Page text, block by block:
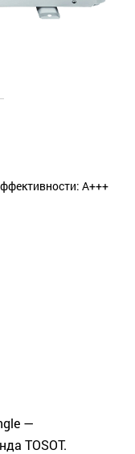
A+++
—
TOSOT.